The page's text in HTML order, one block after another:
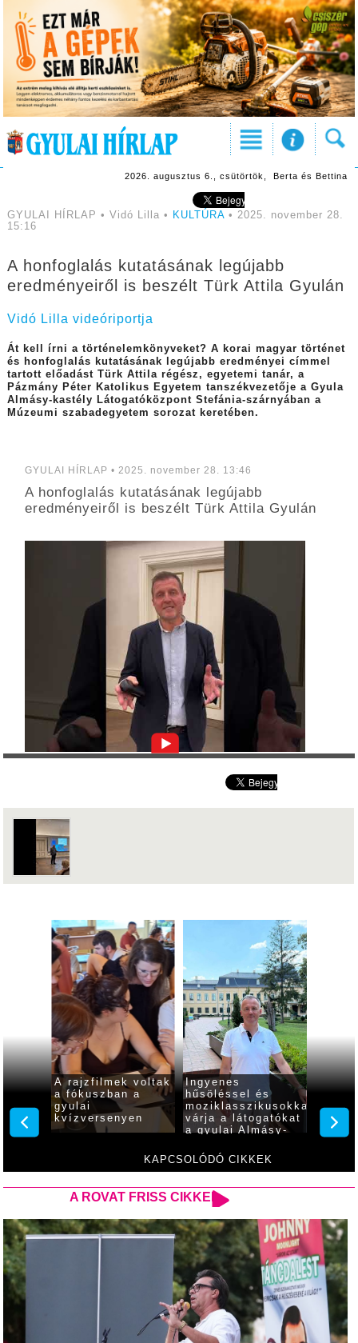
2026. augusztus 6., csütörtök, Berta és Bettina
GYULAI HÍRLAP • Vidó Lilla • KULTÚRA• 2025. november 28.
15:16
A honfoglalás kutatásának legújabb
eredményeiről is beszélt Türk Attila Gyulán
Vidó Lilla videóriportja
Át kell írni a történelemkönyveket? A korai magyar történet
és honfoglalás kutatásának legújabb eredményei címmel
tartott előadást Türk Attila régész, egyetemi tanár, a
Pázmány Péter Katolikus Egyetem tanszékvezetője a Gyula
Almásy-kastély Látogatóközpont Stefánia-szárnyában a
Múzeumi szabadegyetem sorozat keretében.
GYULAI HÍRLAP • 2025. november 28. 13:46
A honfoglalás kutatásának legújabb
eredményeiről is beszélt Türk Attila Gyulán
KAPCSOLÓDÓ CIKKEK
A rajzfilmek voltak
a fókuszban a
gyulai
kvízversenyen
Ingyenes
hűsöléssel és
moziklasszikusokkal
várja a látogatókat
a gyulai Almásy-
A ROVAT FRISS CIKKEI